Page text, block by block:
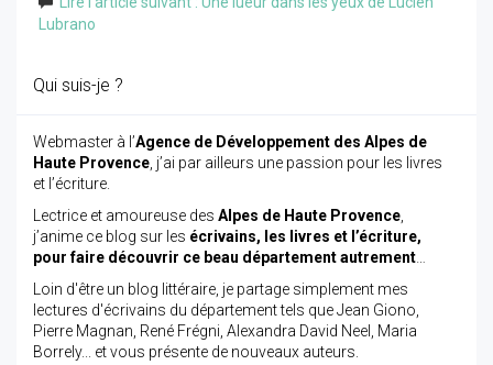
Lubrano
Qui suis-je ?
Webmaster à l’Agence de Développement des Alpes de
Haute Provence , j’ai par ailleurs une passion pour les livres
et l’écriture.
Lectrice et amoureuse des Alpes de Haute Provence
j’anime ce blog sur les écrivains, les livres et l’écriture,
pour faire découvrir ce beau département autrement
Loin d'être un blog littéraire, je partage simplement mes
lectures d'écrivains du département tels que Jean Giono,
Pierre Magnan, René Frégni, Alexandra David Neel, Maria
Borrely... et vous présente de nouveaux auteurs.